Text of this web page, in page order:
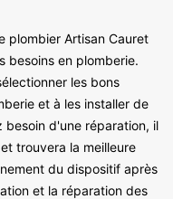
plombier Artisan Cauret
besoins en plomberie.
les bons
et à les installer de
besoin d'une réparation, il
trouvera la meilleure
du dispositif après
et la réparation des